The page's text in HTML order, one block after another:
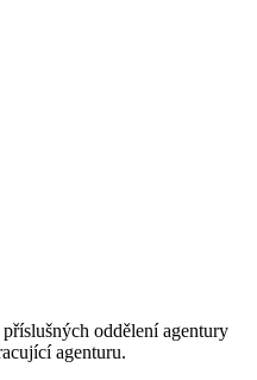
oddělení agentury
agenturu.